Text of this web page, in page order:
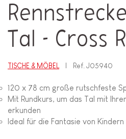
Tal - Cross
TISCHE & MÖBEL Ref.J05940
120 x 78 cm große rutschfeste
Mit Rundkurs, um das Tal mit
erkunden
Ideal für die Fantasie von